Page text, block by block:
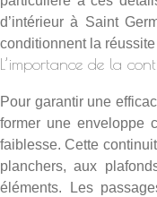
d’intérieur à Saint
conditionnent la
L’importance de la
Pour garantir une
former une enveloppe
faiblesse. Cette
planchers, aux
éléments. Les